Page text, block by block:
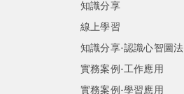
知識分享
線上學習
知識分享-認識心智圖法
實務案例-工作應用
實務案例-學習應用